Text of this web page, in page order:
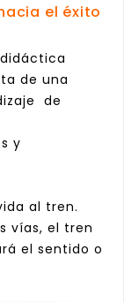
el éxito
de una
de
y
al tren.
vías, el tren
el sentido o